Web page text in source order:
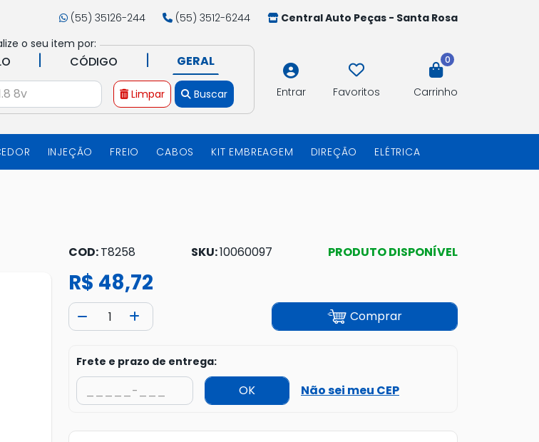
(55) 35126-244 (55) 3512-6244
Central Auto Peças - Santa Rosa
o seu item por:
| CÓDIGO | GERAL
Limpar Buscar Entrar Favoritos
0
Carrinho
INJEÇÃO FREIO CABOS KIT EMBREAGEM DIREÇÃO ELÉTRICA
COD:T8258 SKU:10060097 PRODUTO DISPONÍVEL
R$ 48,72
Comprar
Frete e prazo de entrega:
OK Não sei meu CEP